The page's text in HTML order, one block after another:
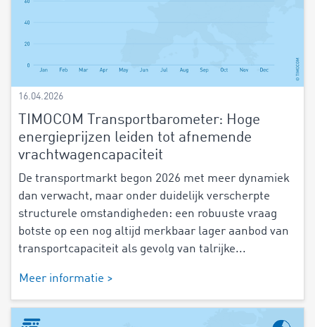
16.04.2026
TIMOCOM Transportbarometer: Hoge
energieprijzen leiden tot afnemende
vrachtwagencapaciteit
De transportmarkt begon 2026 met meer dynamiek
dan verwacht, maar onder duidelijk verscherpte
structurele omstandigheden: een robuuste vraag
botste op een nog altijd merkbaar lager aanbod van
transportcapaciteit als gevolg van talrijke...
Meer informatie >